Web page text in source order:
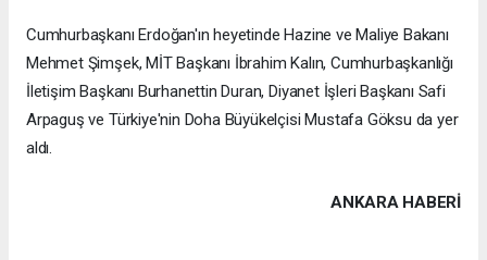
Cumhurbaşkanı Erdoğan'ın heyetinde Hazine ve Maliye Bakanı
Mehmet Şimşek, MİT Başkanı İbrahim Kalın, Cumhurbaşkanlığı
İletişim Başkanı Burhanettin Duran, Diyanet İşleri Başkanı Safi
Arpaguş ve Türkiye'nin Doha Büyükelçisi Mustafa Göksu da yer
aldı.
ANKARA HABERİ